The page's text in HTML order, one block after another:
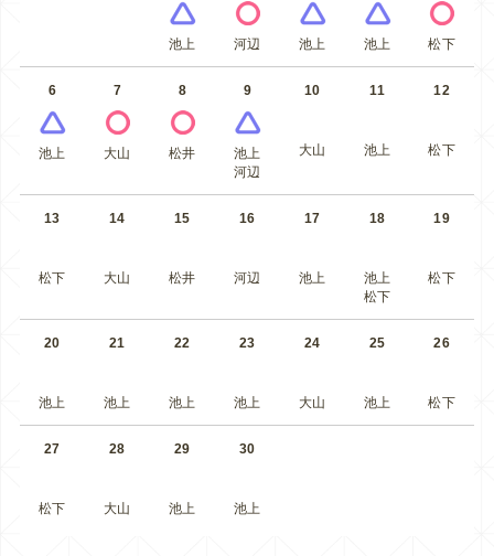
池上 河辺 池上 池上 松下
6
池上
7
大山
8
松井
9
池上
河辺
10
大山
11
池上
12
松下
13
松下
14
大山
15
松井
16
河辺
17
池上
18
池上
松下
19
松下
20
池上
21
池上
22
池上
23
池上
24
大山
25
池上
26
松下
27
松下
28
大山
29
池上
30
池上